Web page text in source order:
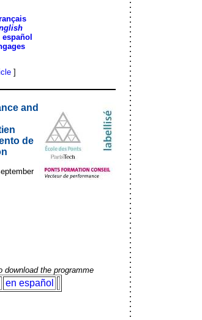
]
and
de
download the programme
en español